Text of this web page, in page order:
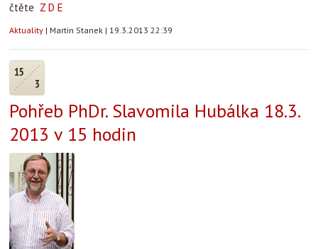
čtěte Z D E
Aktuality | Martin Stanek | 19.3.2013 22:39
15
3
Pohřeb PhDr. Slavomila Hubálka 18.3.
2013 v 15 hodin